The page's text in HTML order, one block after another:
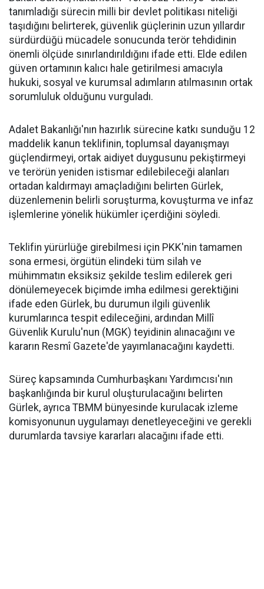
tanımladığı sürecin milli bir devlet politikası niteliği
taşıdığını belirterek, güvenlik güçlerinin uzun yıllardır
sürdürdüğü mücadele sonucunda terör tehdidinin
önemli ölçüde sınırlandırıldığını ifade etti. Elde edilen
güven ortamının kalıcı hale getirilmesi amacıyla
hukuki, sosyal ve kurumsal adımların atılmasının ortak
sorumluluk olduğunu vurguladı.
Adalet Bakanlığı'nın hazırlık sürecine katkı sunduğu 12
maddelik kanun teklifinin, toplumsal dayanışmayı
güçlendirmeyi, ortak aidiyet duygusunu pekiştirmeyi
ve terörün yeniden istismar edilebileceği alanları
ortadan kaldırmayı amaçladığını belirten Gürlek,
düzenlemenin belirli soruşturma, kovuşturma ve infaz
işlemlerine yönelik hükümler içerdiğini söyledi.
Teklifin yürürlüğe girebilmesi için PKK'nin tamamen
sona ermesi, örgütün elindeki tüm silah ve
mühimmatın eksiksiz şekilde teslim edilerek geri
dönülemeyecek biçimde imha edilmesi gerektiğini
ifade eden Gürlek, bu durumun ilgili güvenlik
kurumlarınca tespit edileceğini, ardından Millî
Güvenlik Kurulu'nun (MGK) teyidinin alınacağını ve
kararın Resmî Gazete'de yayımlanacağını kaydetti.
Süreç kapsamında Cumhurbaşkanı Yardımcısı'nın
başkanlığında bir kurul oluşturulacağını belirten
Gürlek, ayrıca TBMM bünyesinde kurulacak izleme
komisyonunun uygulamayı denetleyeceğini ve gerekli
durumlarda tavsiye kararları alacağını ifade etti.